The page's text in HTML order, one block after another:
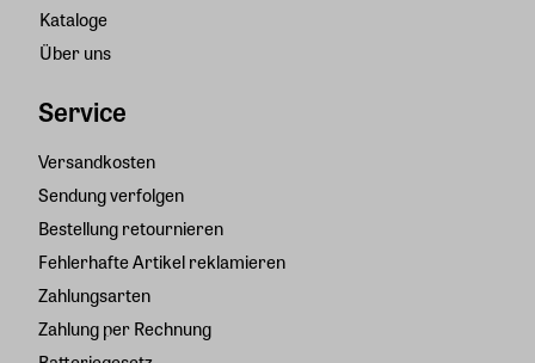
Kataloge
Über uns
Service
Versandkosten
Sendung verfolgen
Bestellung retournieren
Fehlerhafte Artikel reklamieren
Zahlungsarten
Zahlung per Rechnung